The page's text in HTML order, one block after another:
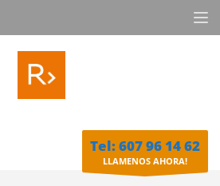
Tel: 607 96 14 62
LLAMENOS AHORA!